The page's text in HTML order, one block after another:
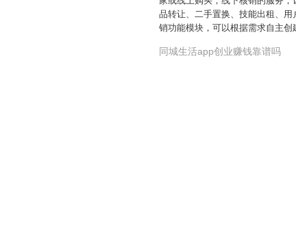
品转让、二手置换、技能出租、
销功能模块，可以根据需求自主创
同城生活app创业赚钱靠谱吗